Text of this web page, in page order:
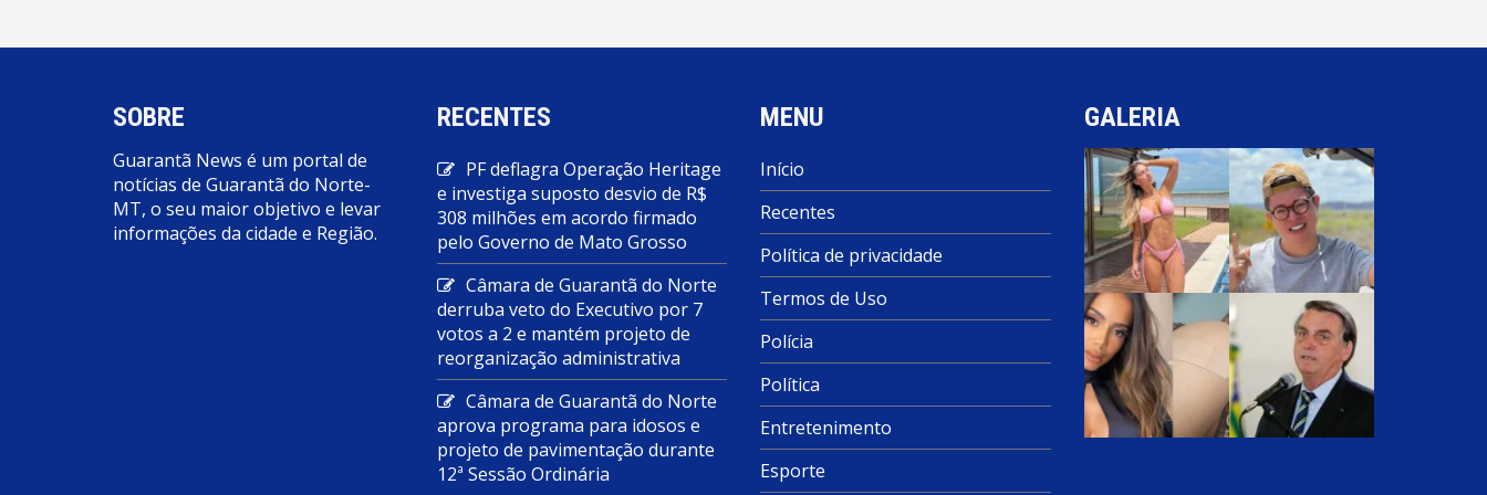
SOBRE
Guarantã News é um portal de
notícias de Guarantã do Norte-
MT, o seu maior objetivo e levar
informações da cidade e Região.
RECENTES
PF deflagra Operação Heritage
e investiga suposto desvio de R$
308 milhões em acordo firmado
pelo Governo de Mato Grosso
Câmara de Guarantã do Norte
derruba veto do Executivo por 7
votos a 2 e mantém projeto de
reorganização administrativa
Câmara de Guarantã do Norte
aprova programa para idosos e
projeto de pavimentação durante
12ª Sessão Ordinária
MENU
Início
Recentes
Política de privacidade
Termos de Uso
Polícia
Política
Entretenimento
Esporte
GALERIA